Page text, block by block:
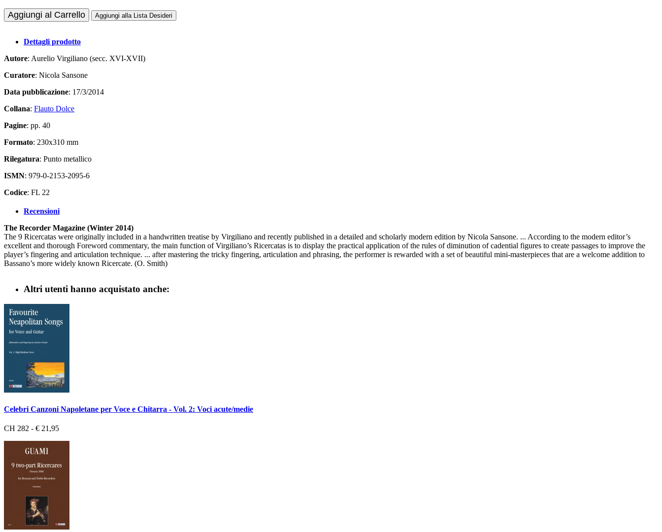
Aggiungi al Carrello Aggiungi alla Lista Desideri
Dettagli prodotto
Autore: Aurelio Virgiliano (secc. XVI-XVII)
Curatore: Nicola Sansone
Data pubblicazione: 17/3/2014
Collana: Flauto Dolce
Pagine: pp. 40
Formato: 230x310 mm
Rilegatura: Punto metallico
ISMN: 979-0-2153-2095-6
Codice: FL 22
Recensioni
The Recorder Magazine (Winter 2014)
The 9 Ricercatas were originally included in a handwritten treatise by Virgiliano and recently published in a detailed and scholarly modern edition by Nicola Sansone. ... According to the modern editor’s
excellent and thorough Foreword commentary, the main function of Virgiliano’s Ricercatas is to display the practical application of the rules of diminution of cadential figures to create passages to improve the
player’s fingering and articulation technique. ... after mastering the tricky fingering, articulation and phrasing, the performer is rewarded with a set of beautiful mini-masterpieces that are a welcome addition to
Bassano’s more widely known Ricercate. (O. Smith)
Altri utenti hanno acquistato anche:
Celebri Canzoni Napoletane per Voce e Chitarra - Vol. 2: Voci acute/medie
CH 282 - € 21,95